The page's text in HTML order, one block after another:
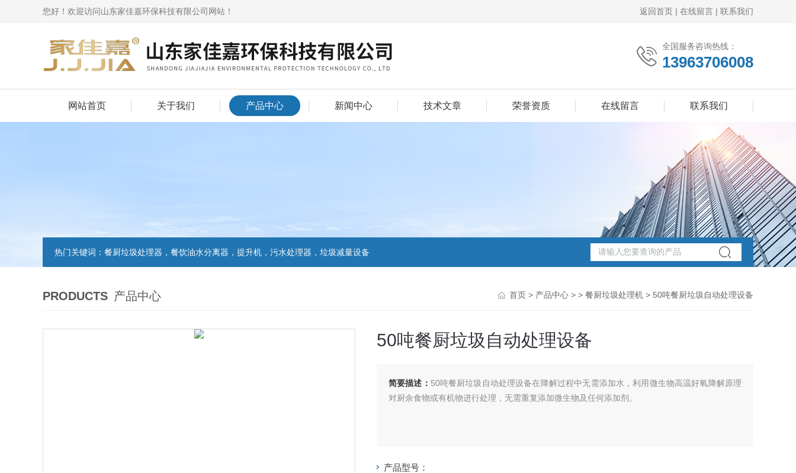
您好！欢迎访问山东家佳嘉环保科技有限公司网站！ 返回首页 | 在线留言 | 联系我们
全国服务咨询热线：
13963706008
网站首页 关于我们 产品中心 新闻中心 技术文章 荣誉资质 在线留言 联系我们
热门关键词： 餐厨垃圾处理器，餐饮油水分离器，提升机，污水处理器，垃圾减量设备
PRODUCTS 产品中心 首页 > 产品中心 > > 餐厨垃圾处理机 > 50吨餐厨垃圾自动处理设备
50吨餐厨垃圾自动处理设备
简要描述： 50吨餐厨垃圾自动处理设备在降解过程中无需添加水，利用微生物高温好氧降解原理
对厨余食物或有机物进行处理，无需重复添加微生物及任何添加剂。
产品型号：